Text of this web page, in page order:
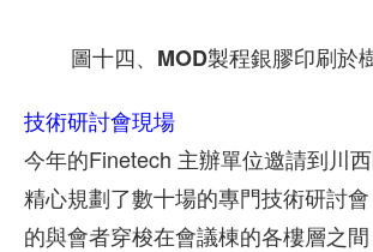
圖十四、MOD製程銀膠印刷於
技術研討會現場
今年的Finetech 主辦單位邀請到川
精心規劃了數十場的專門技術研討
的與會者穿梭在會議棟的各樓層之